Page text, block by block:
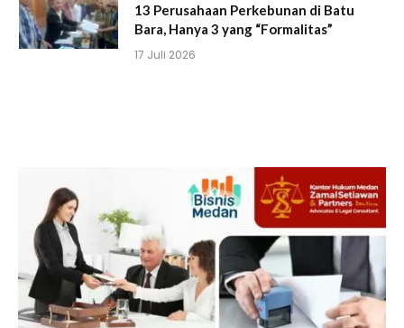
13 Perusahaan Perkebunan di Batu
Bara, Hanya 3 yang “Formalitas”
17 Juli 2026